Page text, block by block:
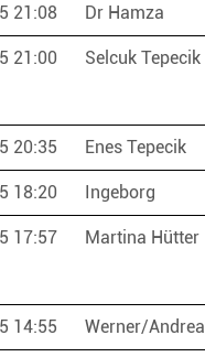
21:08 Dr Hamza
21:00 Selcuk Tepecik
20:35 Enes Tepecik
18:20 Ingeborg
17:57 Martina Hütter
14:55 Werner/Andrea